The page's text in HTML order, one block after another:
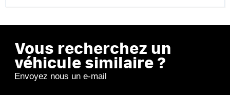
Vous recherchez un
véhicule similaire ?
Envoyez nous un e-mail